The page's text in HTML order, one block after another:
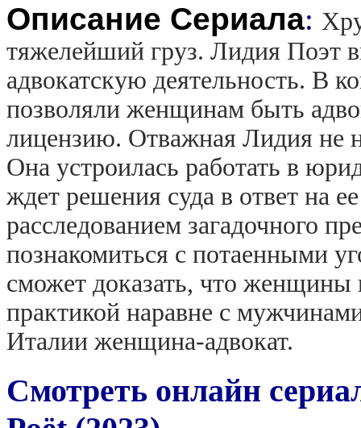
Описание Сериала:
тяжелейший груз. Лидия Поэт
адвокатскую деятельность. В
позволяли женщинам быть
лицензию. Отважная Лидия не
Она устроилась работать в
ждет решения суда в ответ на
расследованием загадочного
познакомиться с потаенными
сможет доказать, что женщины
практикой наравне с
Италии женщина-адвокат.
Смотреть онлайн